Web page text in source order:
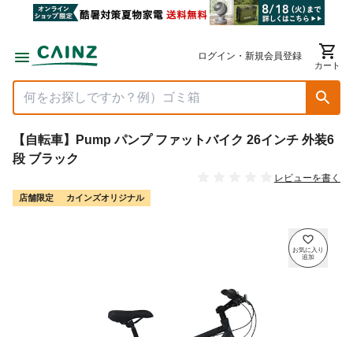
ログイン・新規会員登録
カート
【自転車】Pump パンプ ファットバイク 26インチ 外装6
段 ブラック
レビューを書く
店舗限定 カインズオリジナル